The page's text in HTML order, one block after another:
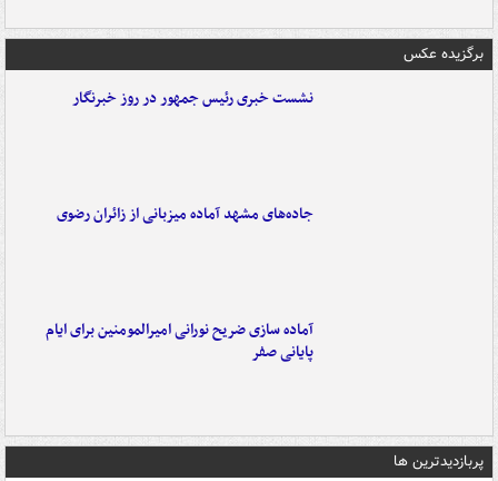
برگزیده عکس
نشست خبری رئیس جمهور در روز خبرنگار
جاده‌های مشهد آماده میزبانی از زائران رضوی
آماده سازی ضریح نورانی امیرالمومنین برای ایام
پایانی صفر
پربازدیدترین ها